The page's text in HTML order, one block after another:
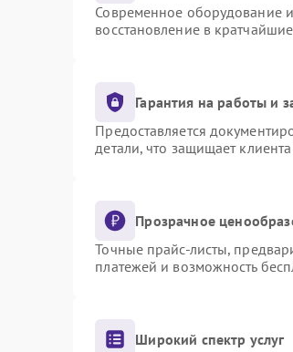
Современное оборудование
восстановление в
Гарантия на работы и
Предоставляется
детали, что защищает
Прозрачное
Точные прайс-листы,
платежей и возможность
Широкий спектр услуг